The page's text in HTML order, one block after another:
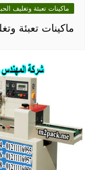
ماكينات تعبئة وتغليف
ماكينات تعبئة